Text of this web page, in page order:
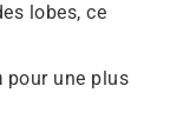
lobes, ce
pour une plus